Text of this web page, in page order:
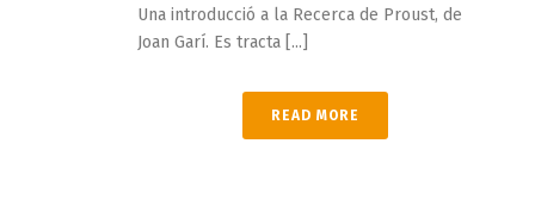
Una introducció a la Recerca de Proust, de
Joan Garí. Es tracta [...]
READ MORE